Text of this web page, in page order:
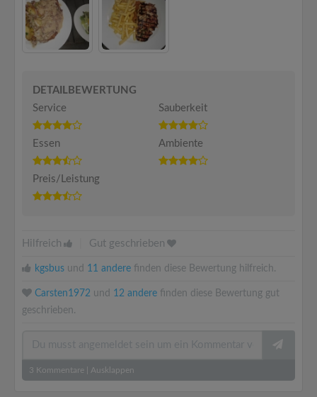
DETAILBEWERTUNG
Service
Sauberkeit
Essen Ambiente
Preis/Leistung
Hilfreich Gut geschrieben
kgsbus und 11 andere finden diese Bewertung hilfreich.
Carsten1972 und 12 andere finden diese Bewertung gut
geschrieben.
3 Kommentare Ausklappen